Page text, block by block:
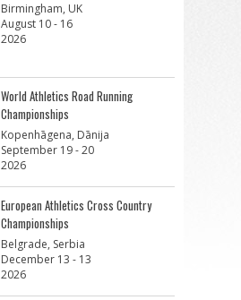
Birmingham, UK
August 10 - 16
2026
World Athletics Road Running
Championships
Kopenhāgena, Dānija
September 19 - 20
2026
European Athletics Cross Country
Championships
Belgrade, Serbia
December 13 - 13
2026